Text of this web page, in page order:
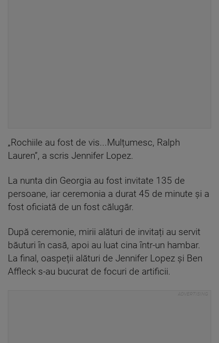
„Rochiile au fost de vis...Mulțumesc, Ralph
Lauren”, a scris Jennifer Lopez.
La nunta din Georgia au fost invitate 135 de
persoane, iar ceremonia a durat 45 de minute și a
fost oficiată de un fost călugăr.
După ceremonie, mirii alături de invitați au servit
băuturi în casă, apoi au luat cina într-un hambar.
La final, oaspeții alături de Jennifer Lopez și Ben
Affleck s-au bucurat de focuri de artificii.